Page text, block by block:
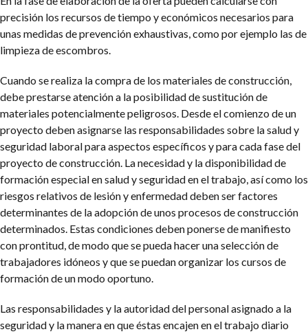
precisión los recursos de tiempo y económicos necesarios para
unas medidas de prevención exhaustivas, como por ejemplo las de
limpieza de escombros.
Cuando se realiza la compra de los materiales de construcción,
debe prestarse atención a la posibilidad de sustitución de
materiales potencialmente peligrosos. Desde el comienzo de un
proyecto deben asignarse las responsabilidades sobre la salud y
seguridad laboral para aspectos específicos y para cada fase del
proyecto de construcción. La necesidad y la disponibilidad de
formación especial en salud y seguridad en el trabajo, así como los
riesgos relativos de lesión y enfermedad deben ser factores
determinantes de la adopción de unos procesos de construcción
determinados. Estas condiciones deben ponerse de manifiesto
con prontitud, de modo que se pueda hacer una selección de
trabajadores idóneos y que se puedan organizar los cursos de
formación de un modo oportuno.
Las responsabilidades y la autoridad del personal asignado a la
seguridad y la manera en que éstas encajen en el trabajo diario